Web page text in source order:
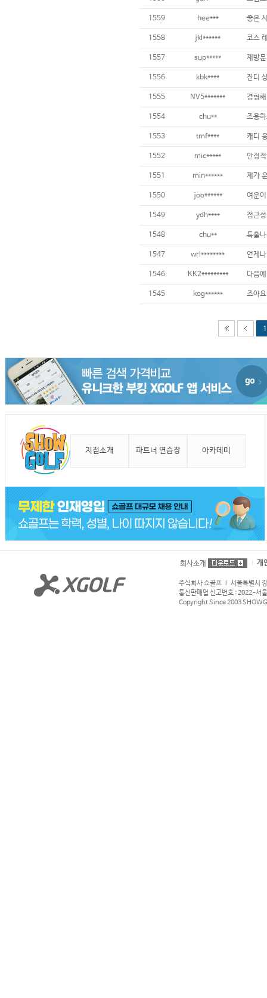
1559 hee*** 좋은
1558 jkl******
1557 sup***** 재방
1556 kbk****
1555 NV5*******
1554 chu**
1553 tmf****
1552 mic***** 안정
1551 min****** 제가
1550 joo******
1549 ydh****
1548 chu**
1547 wrl******** 언제
1546 KK2*********
1545 kog****** 조아
1
지점소개 파트너 연습장 아카데미
회사소개 개
주식회사 쇼골프 l 서울특별시
통신판매업 신고번호 : 2022-
Copyright Since 2003